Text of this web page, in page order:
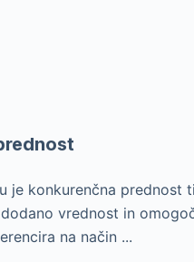
je konkurenčna prednost
vrednost in
na način ...